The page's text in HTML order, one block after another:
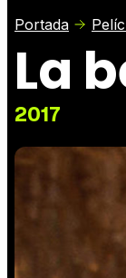
Portada
La
2017